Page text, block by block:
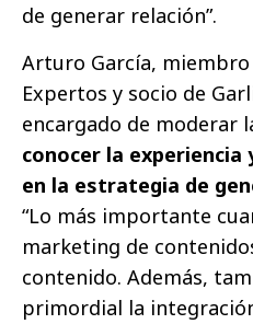
de generar relación”.
Arturo García,
Expertos y socio de
encargado de moderar
conocer la experiencia
en la estrategia de
“Lo más importante
marketing de
contenido. Además,
primordial la